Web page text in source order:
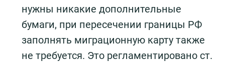
нужны никакие дополнительные
бумаги, при пересечении границы РФ
заполнять миграционную карту также
не требуется. Это регламентировано ст.